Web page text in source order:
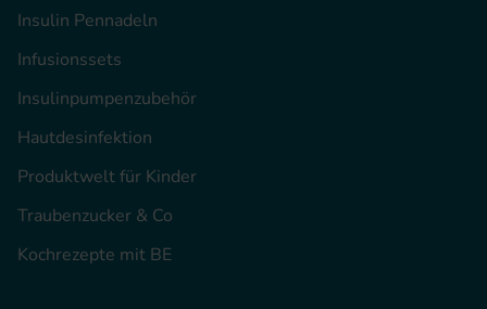
Insulin Pennadeln
Infusionssets
Insulinpumpenzubehör
Hautdesinfektion
Produktwelt für Kinder
Traubenzucker & Co
Kochrezepte mit BE